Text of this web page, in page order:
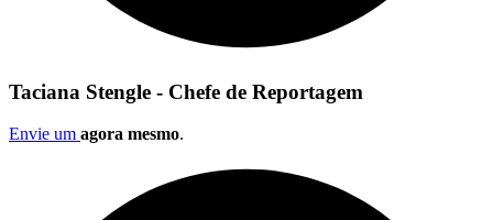
Taciana Stengle - Chefe de Reportagem
Envie um agora mesmo.